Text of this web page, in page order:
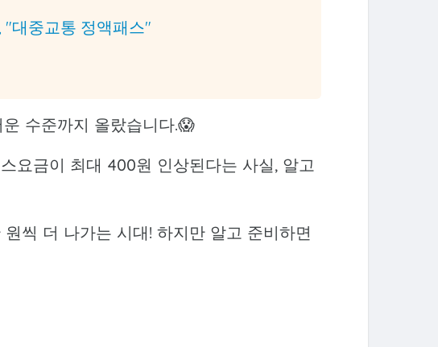
"대중교통 정액패스"
수준까지 올랐습니다.😱
요금이 최대 400원 인상된다는 사실, 알고
씩 더 나가는 시대! 하지만 알고 준비하면